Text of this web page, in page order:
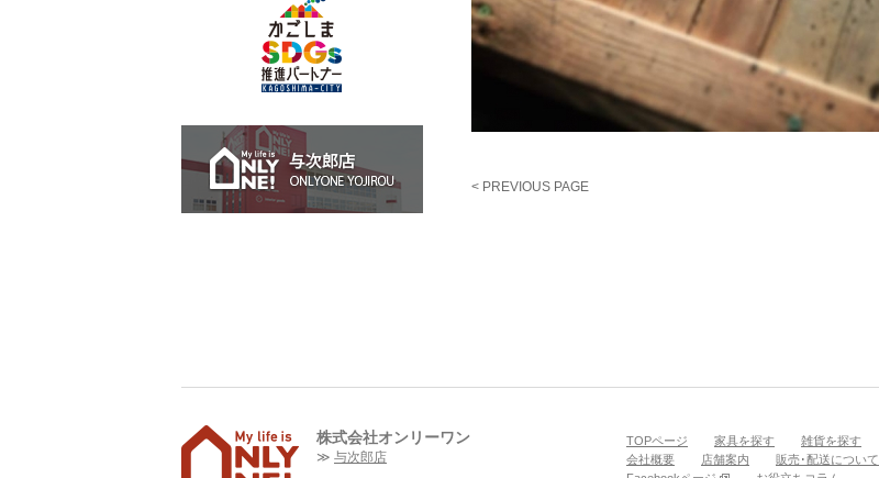
< PREVIOUS PAGE
与次郎店 ONLYONE YOJIROU
株式会社オンリーワン
与次郎店
TOPページ 家具を探す 雑貨を探す
会社概要
店舗案内 販売･配送について